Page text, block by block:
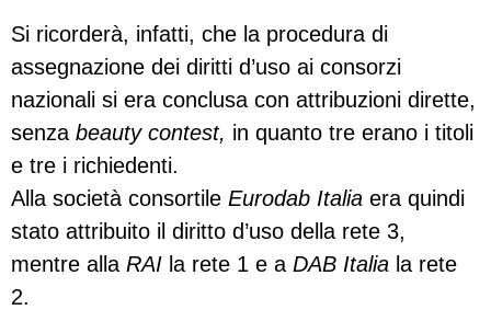
Si ricorderà, infatti, che la procedura di
assegnazione dei diritti d’uso ai consorzi
nazionali si era conclusa con attribuzioni dirette,
senza beauty contest, in quanto tre erano i titoli
e tre i richiedenti.
Alla società consortile Eurodab Italia era quindi
stato attribuito il diritto d’uso della rete 3,
mentre alla RAI la rete 1 e a DAB Italia la rete
2.